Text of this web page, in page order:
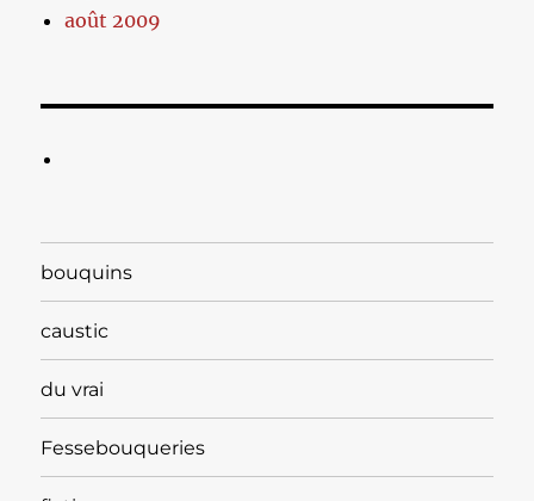
août 2009
bouquins
caustic
du vrai
Fessebouqueries